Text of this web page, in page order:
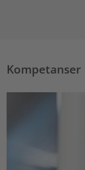
Kompetanser